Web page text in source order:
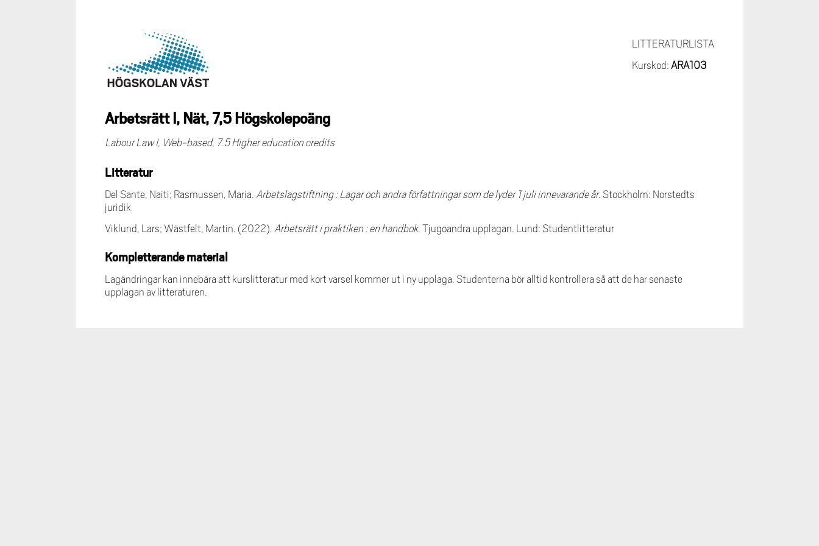
LITTERATURLISTA
Kurskod: ARA103
Arbetsrätt I, Nät, 7,5 Högskolepoäng
Labour Law I, Web-based, 7.5 Higher education credits
Litteratur
Del Sante, Naiti; Rasmussen, Maria. Arbetslagstiftning : Lagar och andra författningar som de lyder 1 juli innevarande år. Stockholm: Norstedts
juridik
Viklund, Lars; Wästfelt, Martin. (2022). Arbetsrätt i praktiken : en handbok. Tjugoandra upplagan. Lund: Studentlitteratur
Kompletterande material
Lagändringar kan innebära att kurslitteratur med kort varsel kommer ut i ny upplaga. Studenterna bör alltid kontrollera så att de har senaste
upplagan av litteraturen.